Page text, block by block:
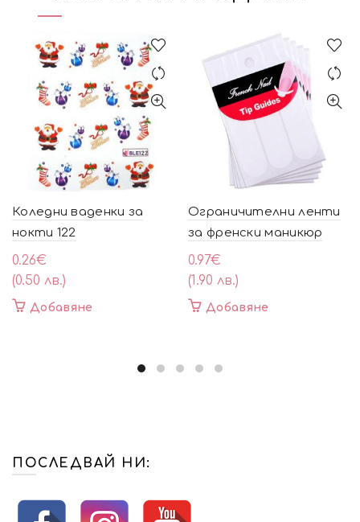
Коледни ваденки за
нокти 122
0.26€
(0.50 лв.)
Добавяне
Ограничителни ленти
за френски маникюр
0.97€
(1.90 лв.)
Добавяне
ПОСЛЕДВАЙ НИ: